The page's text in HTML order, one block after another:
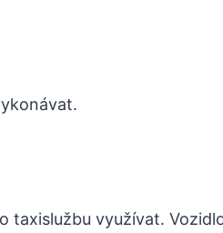
taxislužbu využívat.